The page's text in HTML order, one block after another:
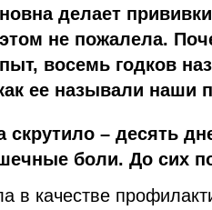
делает
не пожалела.
восемь годков
ее называли наши
скрутило – десять
боли. До сих
в качестве